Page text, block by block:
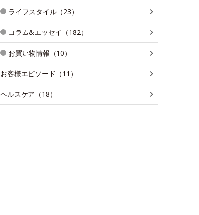
ライフスタイル（23）
コラム&エッセイ（182）
お買い物情報（10）
お客様エピソード（11）
ヘルスケア（18）